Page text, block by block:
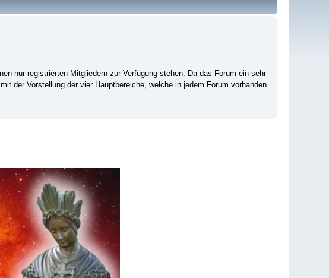
nur registrierten Mitgliedern zur Verfügung stehen. Da das Forum ein sehr
der Vorstellung der vier Hauptbereiche, welche in jedem Forum vorhanden